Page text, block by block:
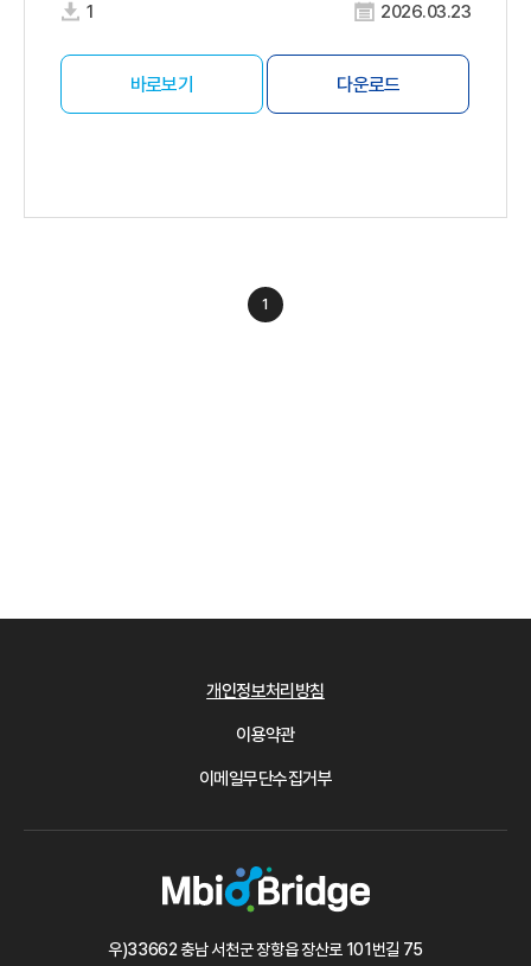
1 2026.03.23
바로보기 다운로드
1
개인정보처리방침
이용약관
이메일무단수집거부
우)33662 충남 서천군 장항읍 장산로 101번길 75